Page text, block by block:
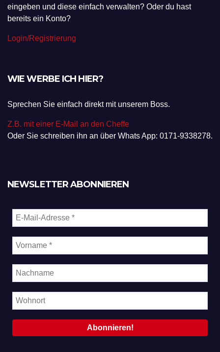
eingeben und diese einfach verwalten? Oder du hast
bereits ein Konto?
Login/Registrierung
WIE WERBE ICH HIER?
Sprechen Sie einfach direkt mit unserem Boss.
Z.B. mit einer E-Mail an den Cheffe
Oder Sie schreiben ihn an über Whats App: 0171-9338278.
NEWSLETTER ABONNIEREN